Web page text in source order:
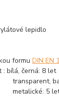
lepidlo
formuDIN EN
: bílá, černá: 8 let
5